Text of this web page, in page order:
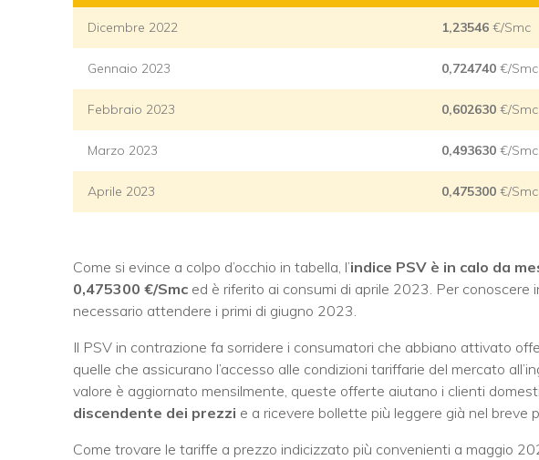
Dicembre 2022 1,23546 €/Smc
Gennaio 2023 0,724740 €/Smc
Febbraio 2023 0,602630 €/Smc
Marzo 2023 0,493630 €/Smc
Aprile 2023 0,475300 €/Smc
Come si evince a colpo d’occhio in tabella, l’indice PSV è in calo da
0,475300 €/Smc ed è riferito ai consumi di aprile 2023. Per conoscere
necessario attendere i primi di giugno 2023.
Il PSV in contrazione fa sorridere i consumatori che abbiano attivato
quelle che assicurano l’accesso alle condizioni tariffarie del mercato
valore è aggiornato mensilmente, queste offerte aiutano i clienti
discendente dei prezzi e a ricevere bollette più leggere già nel breve
Come trovare le tariffe a prezzo indicizzato più convenienti a maggio